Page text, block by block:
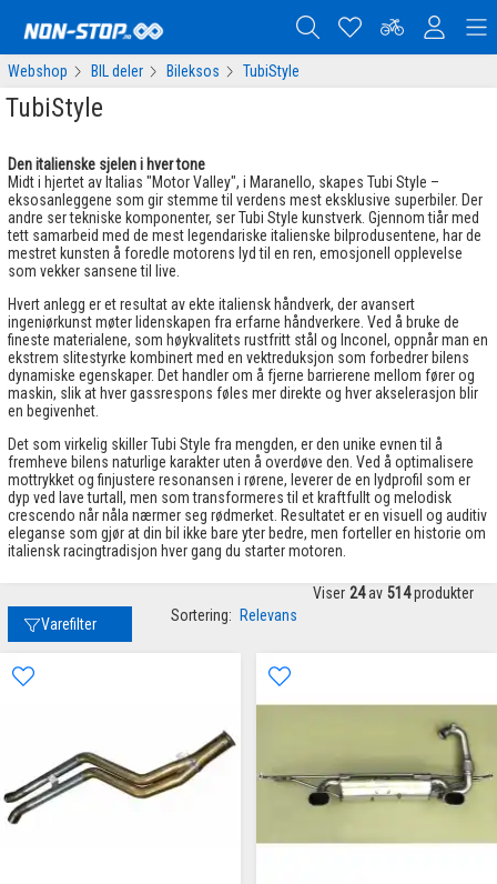
Webshop BIL deler Bileksos TubiStyle
TubiStyle
Den italienske sjelen i hver tone
Midt i hjertet av Italias "Motor Valley", i Maranello, skapes Tubi Style –
eksosanleggene som gir stemme til verdens mest eksklusive superbiler. Der
andre ser tekniske komponenter, ser Tubi Style kunstverk. Gjennom tiår med
tett samarbeid med de mest legendariske italienske bilprodusentene, har de
mestret kunsten å foredle motorens lyd til en ren, emosjonell opplevelse
som vekker sansene til live.
Hvert anlegg er et resultat av ekte italiensk håndverk, der avansert
ingeniørkunst møter lidenskapen fra erfarne håndverkere. Ved å bruke de
fineste materialene, som høykvalitets rustfritt stål og Inconel, oppnår man en
ekstrem slitestyrke kombinert med en vektreduksjon som forbedrer bilens
dynamiske egenskaper. Det handler om å fjerne barrierene mellom fører og
maskin, slik at hver gassrespons føles mer direkte og hver akselerasjon blir
en begivenhet.
Det som virkelig skiller Tubi Style fra mengden, er den unike evnen til å
fremheve bilens naturlige karakter uten å overdøve den. Ved å optimalisere
mottrykket og finjustere resonansen i rørene, leverer de en lydprofil som er
dyp ved lave turtall, men som transformeres til et kraftfullt og melodisk
crescendo når nåla nærmer seg rødmerket. Resultatet er en visuell og auditiv
eleganse som gjør at din bil ikke bare yter bedre, men forteller en historie om
italiensk racingtradisjon hver gang du starter motoren.
Varefilter Sortering: Relevans
Viser 24 av 514 produkter